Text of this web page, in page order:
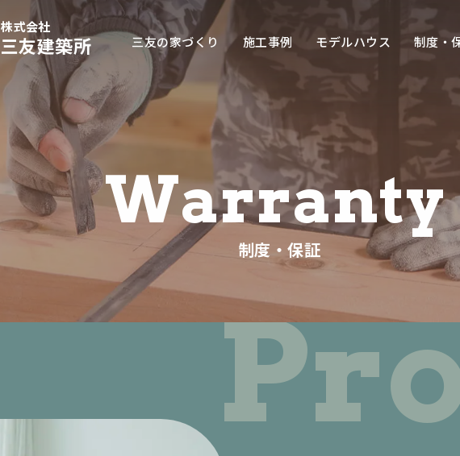
株式会社
三友建築所 三友の家づくり 施工事例 モデルハウス 制度・
トップページ
三友の家づくり
ご相談から完成までの流れ よくあるご質問
施工事例
モデルハウス
制度・保証（ZEHに関する表記）
Warranty
制度・保証